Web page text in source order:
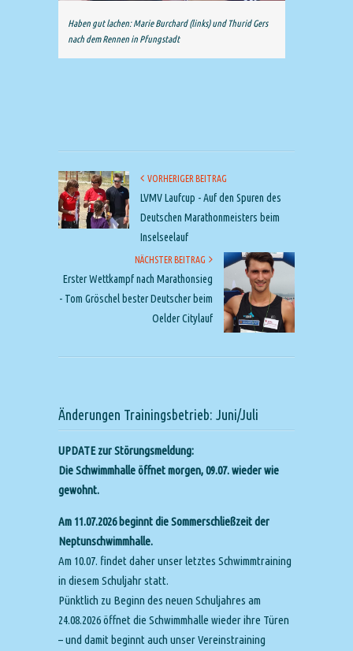
Haben gut lachen: Marie Burchard (links) und Thurid Gers
nach dem Rennen in Pfungstadt
VORHERIGER BEITRAG
LVMV Laufcup - Auf den Spuren des
Deutschen Marathonmeisters beim
Inselseelauf
NÄCHSTER BEITRAG
Erster Wettkampf nach Marathonsieg
- Tom Gröschel bester Deutscher beim
Oelder Citylauf
Änderungen Trainingsbetrieb: Juni/Juli
UPDATE zur Störungsmeldung:
Die Schwimmhalle öffnet morgen, 09.07. wieder wie
gewohnt.
Am 11.07.2026 beginnt die Sommerschließzeit der
Neptunschwimmhalle.
Am 10.07. findet daher unser letztes Schwimmtraining
in diesem Schuljahr statt.
Pünktlich zu Beginn des neuen Schuljahres am
24.08.2026 öffnet die Schwimmhalle wieder ihre Türen
– und damit beginnt auch unser Vereinstraining